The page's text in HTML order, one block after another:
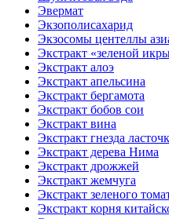
Эвермат
Экзополисахарид
Экзосомы центеллы
Экстракт «зеленой
Экстракт алоэ
Экстракт апельсина
Экстракт бергамота
Экстракт бобов сои
Экстракт вина
Экстракт гнезда
Экстракт дерева Нима
Экстракт дрожжей
Экстракт жемчуга
Экстракт зеленого
Экстракт корня